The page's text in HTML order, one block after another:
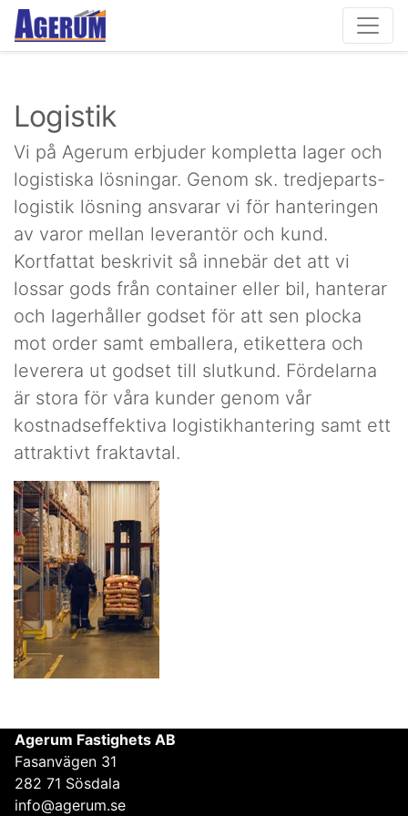
Logistik
Vi på Agerum erbjuder kompletta lager och
logistiska lösningar. Genom sk. tredjeparts-
logistik lösning ansvarar vi för hanteringen
av varor mellan leverantör och kund.
Kortfattat beskrivit så innebär det att vi
lossar gods från container eller bil, hanterar
och lagerhåller godset för att sen plocka
mot order samt emballera, etikettera och
leverera ut godset till slutkund. Fördelarna
är stora för våra kunder genom vår
kostnadseffektiva logistikhantering samt ett
attraktivt fraktavtal.
Agerum Fastighets AB
Fasanvägen 31
282 71 Sösdala
info@agerum.se